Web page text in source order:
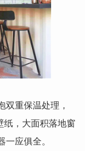
双重保温处理，
纸，大面积落地窗
应俱全。